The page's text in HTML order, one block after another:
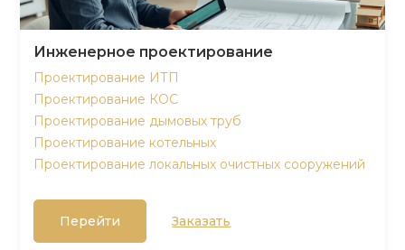
Инженерное проектирование
Проектирование ИТП
Проектирование КОС
Проектирование дымовых труб
Проектирование котельных
Проектирование локальных очистных сооружений
Перейти Заказать